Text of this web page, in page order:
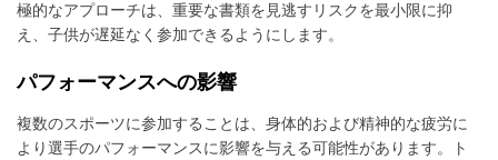
極的なアプローチは、重要な書類を見逃すリスクを最小限に抑
え、子供が遅延なく参加できるようにします。
パフォーマンスへの影響
複数のスポーツに参加することは、身体的および精神的な疲労に
より選手のパフォーマンスに影響を与える可能性があります。ト